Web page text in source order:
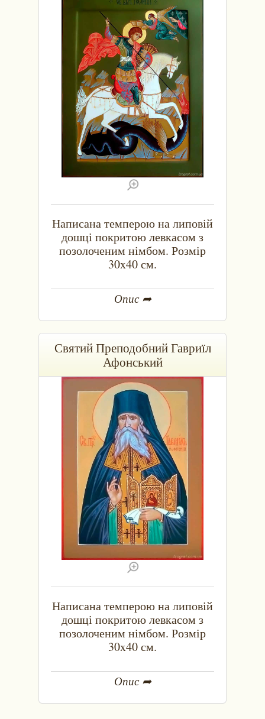
Написана темперою на липовій
дошці покритою левкасом з
позолоченим німбом. Розмір
30x40 см.
Опис ➦
Святий Преподобний Гавриїл
Афонський
Написана темперою на липовій
дошці покритою левкасом з
позолоченим німбом. Розмір
30x40 см.
Опис ➦